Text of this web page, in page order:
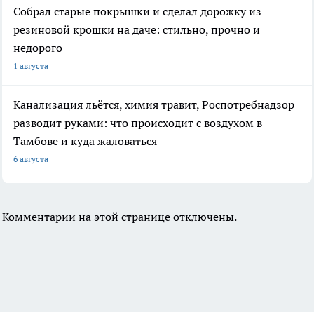
Собрал старые покрышки и сделал дорожку из
резиновой крошки на даче: стильно, прочно и
недорого
1 августа
Канализация льётся, химия травит, Роспотребнадзор
разводит руками: что происходит с воздухом в
Тамбове и куда жаловаться
6 августа
Комментарии на этой странице отключены.